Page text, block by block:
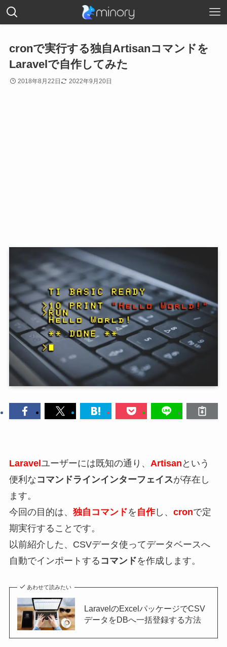
cronで実行する独自Artisanコマンドを
Laravelで自作してみた
2018年8月22日 2022年9月20日
Laravel ユーザーには既知の通り、 Artisan という
便利なコマンドラインインターフェイスが存在し
ます。
今回の目的は、 独自コマンドを 自作し、 cronで定
期実行することです。
以前紹介した、CSVデータ使ってデータベースへ
自動でインポートする コマンドを作成します。
あわせて読みたい
LaravelのExcelパッケージでCSV
データをDBへ一括登録する方法